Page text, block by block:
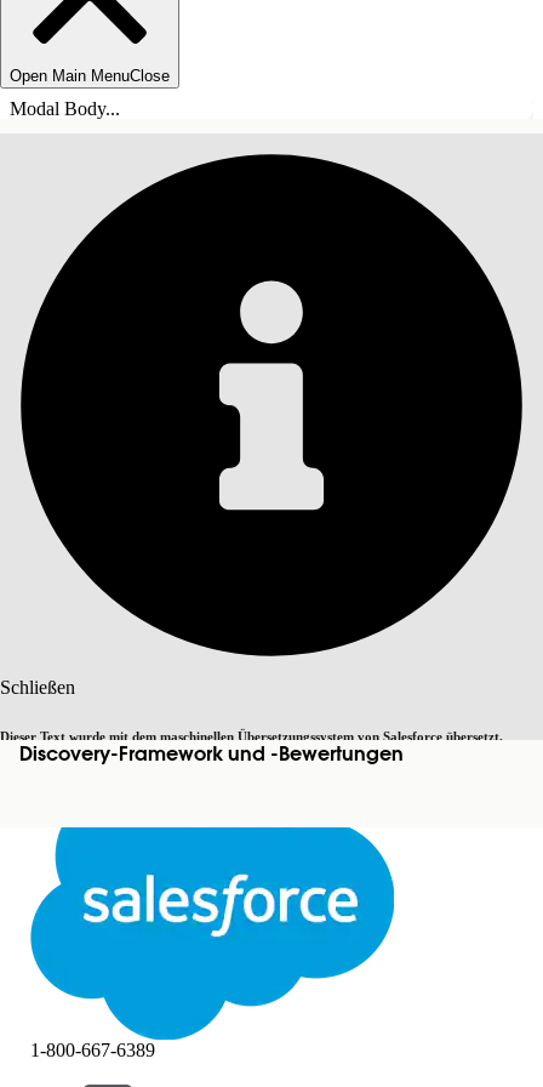
Open Main MenuClose
Modal Body...
Schließen
Dieser Text wurde mit dem maschinellen Übersetzungssystem von Salesforce übersetzt.
Weitere Details finden Siehier. Zu Englisch wechseln Nicht jetzt
Schließen
Discovery-Framework und -Bewertungen
INHALT
1-800-667-6389